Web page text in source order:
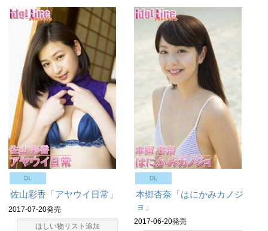
DL
佐山彩香「アヤウイ日常」
2017-07-20発売
ほしい物リスト追加
DL
本郷杏奈「はにかみカノジ
ョ」
2017-06-20発売